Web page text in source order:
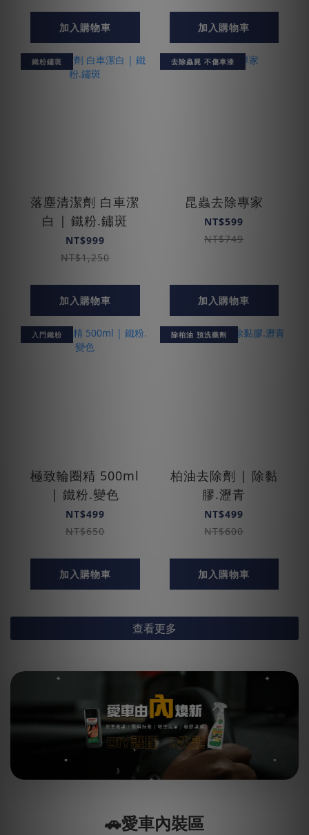
加入購物車 加入購物車
鐵粉鏽斑
落塵清潔劑 白車潔
白 | 鐵粉.鏽斑
NT$999
NT$1,250
加入購物車
去除蟲屍 不傷車漆
昆蟲去除專家
NT$599
NT$749
加入購物車
入門鐵粉
極致輪圈精 500ml
| 鐵粉.變色
NT$499
NT$650
加入購物車
除柏油 預洗藥劑
柏油去除劑 | 除黏
膠.瀝青
NT$499
NT$600
加入購物車
查看更多
🚗愛車內裝區